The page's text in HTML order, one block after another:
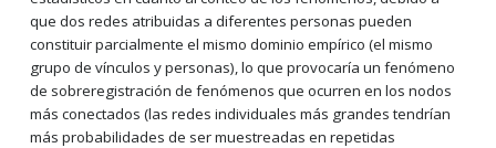
que dos redes atribuidas a diferentes personas pueden
constituir parcialmente el mismo dominio empírico (el mismo
grupo de vínculos y personas), lo que provocaría un fenómeno
de sobreregistración de fenómenos que ocurren en los nodos
más conectados (las redes individuales más grandes tendrían
más probabilidades de ser muestreadas en repetidas